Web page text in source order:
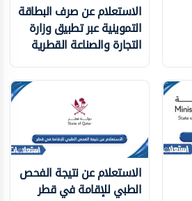
الاستعلام عن صرف البطاقة
التموينية عبر تطبيق وزارة
التجارة والصناعة القطرية
الاستعلام عن نتيجة الفحص
الطبي للإقامة في قطر